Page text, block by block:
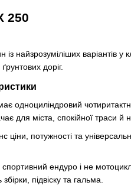
250
із найзрозуміліших варіантів
доріг.
одноциліндровий
для міста, спокійної траси й
ціни, потужності та
ендуро і не
збірки, підвіску та гальма.